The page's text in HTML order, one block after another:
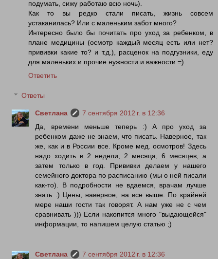
подумать, сижу работаю всю ночь).
Как то вы редко стали писать, жизнь совсем
устаканилась? Или с маленьким забот много?
Интересно было бы почитать про уход за ребенком, в
плане медицины (осмотр каждый месяц есть или нет?
прививки какие то? и т.д.), расценок на подгузники, еду
для маленьких и прочие нужности и важности =)
Ответить
Ответы
Светлана
7 сентября 2012 г. в 12:36
Да, времени меньше теперь :) А про уход за
ребенком даже не знаем, что писать. Наверное, так
же, как и в России все. Кроме мед. осмотров! Здесь
надо ходить в 2 недели, 2 месяца, 6 месяцев, а
затем только в год. Прививки делаем у нашего
семейного доктора по расписанию (мы о ней писали
как-то). В подробности не вдаемся, врачам лучше
знать :) Цены, наверное, на все выше. По крайней
мере наши гости так говорят. А нам уже не с чем
сравнивать ))) Если накопится много "выдающейся"
информации, то напишем целую статью ;)
Светлана
7 сентября 2012 г. в 12:36